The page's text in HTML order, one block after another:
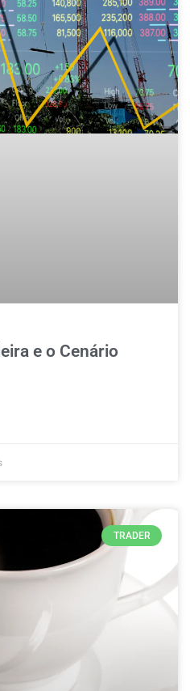
e o Cenário
TRADER